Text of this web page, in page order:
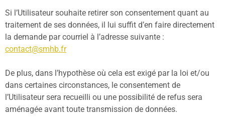
Si l’Utilisateur souhaite retirer son consentement quant au
traitement de ses données, il lui suffit d’en faire directement
la demande par courriel à l’adresse suivante :
contact@smhb.fr
De plus, dans l’hypothèse où cela est exigé par la loi et/ou
dans certaines circonstances, le consentement de
l’Utilisateur sera recueilli ou une possibilité de refus sera
aménagée avant toute transmission de données.